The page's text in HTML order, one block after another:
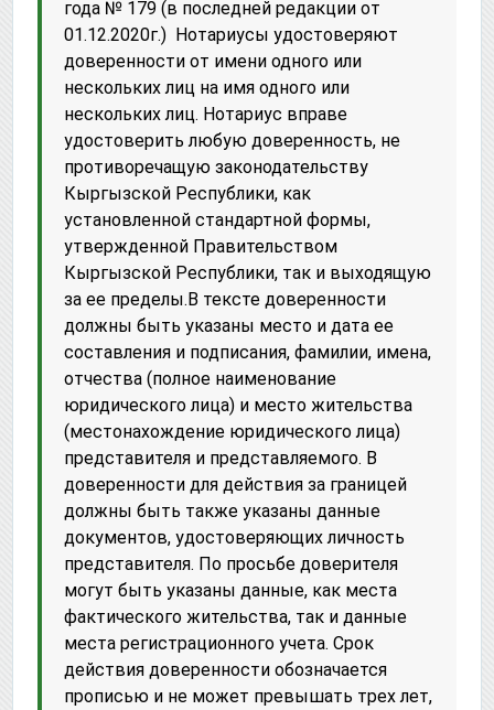
года № 179 (в последней редакции от
01.12.2020г.) Нотариусы удостоверяют
доверенности от имени одного или
нескольких лиц на имя одного или
нескольких лиц. Нотариус вправе
удостоверить любую доверенность, не
противоречащую законодательству
Кыргызской Республики, как
установленной стандартной формы,
утвержденной Правительством
Кыргызской Республики, так и выходящую
за ее пределы.В тексте доверенности
должны быть указаны место и дата ее
составления и подписания, фамилии, имена,
отчества (полное наименование
юридического лица) и место жительства
(местонахождение юридического лица)
представителя и представляемого. В
доверенности для действия за границей
должны быть также указаны данные
документов, удостоверяющих личность
представителя. По просьбе доверителя
могут быть указаны данные, как места
фактического жительства, так и данные
места регистрационного учета. Срок
действия доверенности обозначается
прописью и не может превышать трех лет,